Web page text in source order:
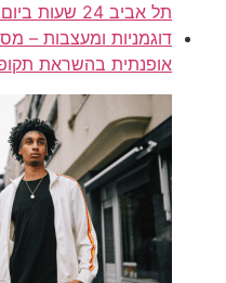
תל אביב 24 שעות ביום!
דוגמניות ומעצבות –
אופנתית בהשראת